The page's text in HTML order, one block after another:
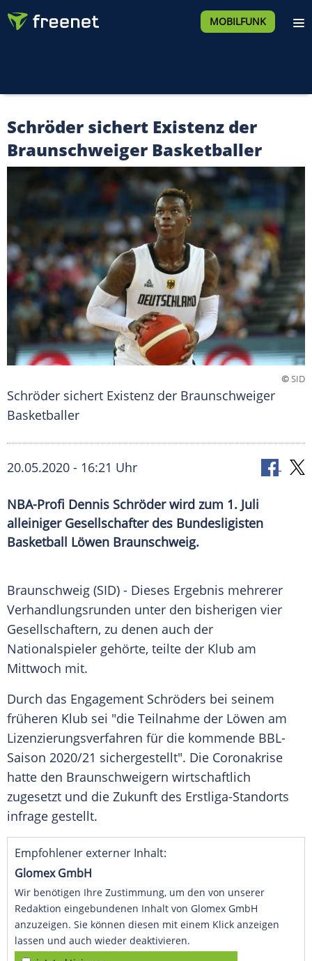
MOBILFUNK
Schröder sichert Existenz der
Braunschweiger Basketballer
©SID
Schröder sichert Existenz der Braunschweiger
Basketballer
20.05.2020 - 16:21 Uhr
NBA-Profi Dennis Schröder wird zum 1. Juli
alleiniger Gesellschafter des Bundesligisten
Basketball Löwen Braunschweig.
Braunschweig (SID) - Dieses Ergebnis mehrerer
Verhandlungsrunden unter den bisherigen vier
Gesellschaftern, zu denen auch der
Nationalspieler gehörte, teilte der Klub am
Mittwoch mit.
Durch das Engagement Schröders bei seinem
früheren Klub sei "die Teilnahme der Löwen am
Lizenzierungsverfahren für die kommende BBL-
Saison 2020/21 sichergestellt". Die Coronakrise
hatte den Braunschweigern wirtschaftlich
zugesetzt und die Zukunft des Erstliga-Standorts
infrage gestellt.
Empfohlener externer Inhalt:
Glomex GmbH
Wir benötigen Ihre Zustimmung, um den von unserer
Redaktion eingebundenen Inhalt von Glomex GmbH
anzuzeigen. Sie können diesen mit einem Klick anzeigen
lassen und auch wieder deaktivieren.